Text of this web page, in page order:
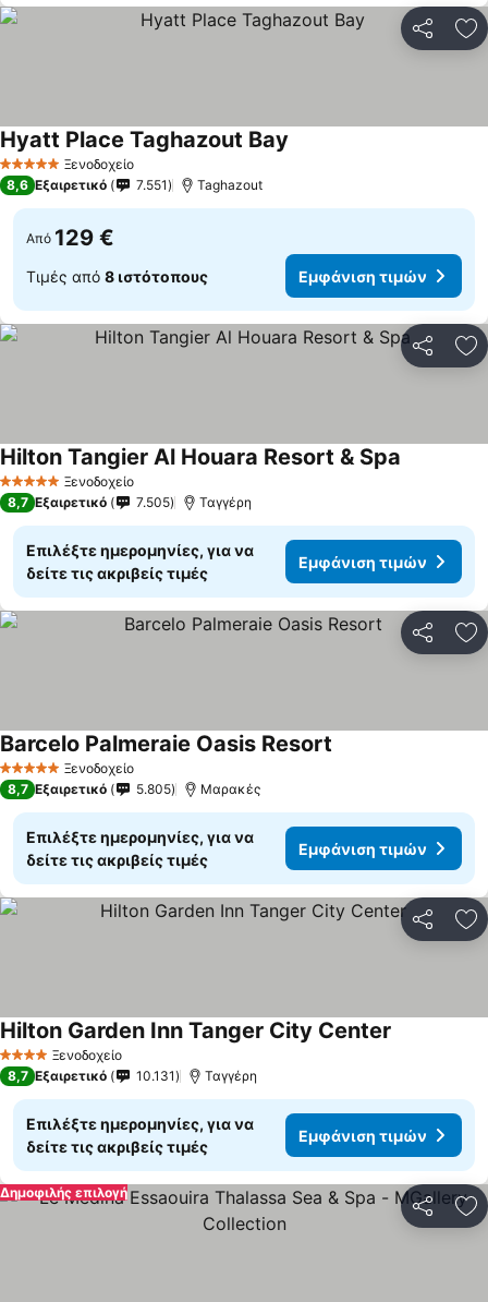
5 Αστέρια Ξενοδοχείο
Hyatt Place Taghazout Bay
8,6 Εξαιρετικό 7.551 Taghazout
Από 129 €
Τιμές από 8 ιστότοπους Εμφάνιση τιμών
5 Αστέρια Ξενοδοχείο
Hilton Tangier Al Houara Resort & Spa
8,7 Εξαιρετικό 7.505 Ταγγέρη
Επιλέξτε ημερομηνίες, για να
δείτε τις ακριβείς τιμές
Εμφάνιση τιμών
5 Αστέρια Ξενοδοχείο
Barcelo Palmeraie Oasis Resort
8,7 Εξαιρετικό 5.805 Μαρακές
Επιλέξτε ημερομηνίες, για να
δείτε τις ακριβείς τιμές
Εμφάνιση τιμών
4 ΑστέριαΞενοδοχείο
Hilton Garden Inn Tanger City Center
8,7 Εξαιρετικό 10.131 Ταγγέρη
Επιλέξτε ημερομηνίες, για να
δείτε τις ακριβείς τιμές
Εμφάνιση τιμών
Δημοφιλής επιλογή